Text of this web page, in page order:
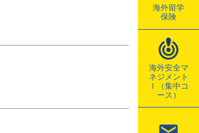
海外留学
保険
海外安全マ
ネジメント
Ⅰ（集中コ
ース）